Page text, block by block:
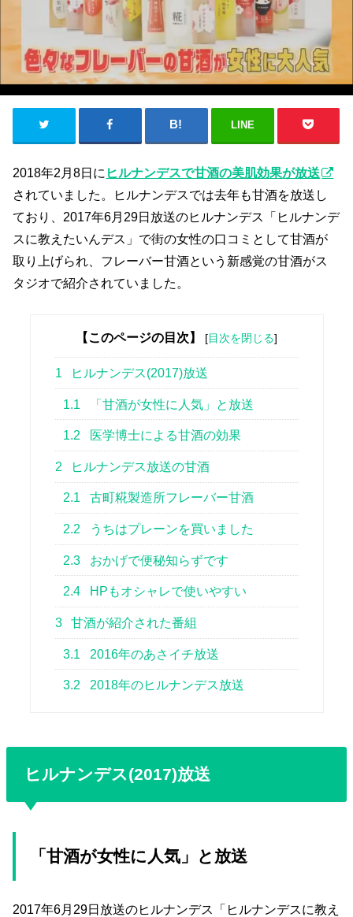
LINE
2018年2月8日に ヒルナンデスで甘酒の美肌効果が放送
されていました。ヒルナンデスでは去年も甘酒を放送し
ており、2017年6月29日放送のヒルナンデス「ヒルナンデ
スに教えたいんデス」で街の女性の口コミとして甘酒が
取り上げられ、フレーバー甘酒という新感覚の甘酒がス
タジオで紹介されていました。
【このページの目次】 [目次を閉じる]
1 ヒルナンデス(2017)放送
1.1 「甘酒が女性に人気」と放送
1.2 医学博士による甘酒の効果
2 ヒルナンデス放送の甘酒
2.1 古町糀製造所フレーバー甘酒
2.2 うちはプレーンを買いました
2.3 おかげで便秘知らずです
2.4 HPもオシャレで使いやすい
3 甘酒が紹介された番組
3.1 2016年のあさイチ放送
3.2 2018年のヒルナンデス放送
ヒルナンデス(2017)放送
「甘酒が女性に人気」と放送
2017年6月29日放送のヒルナンデス「ヒルナンデスに教え